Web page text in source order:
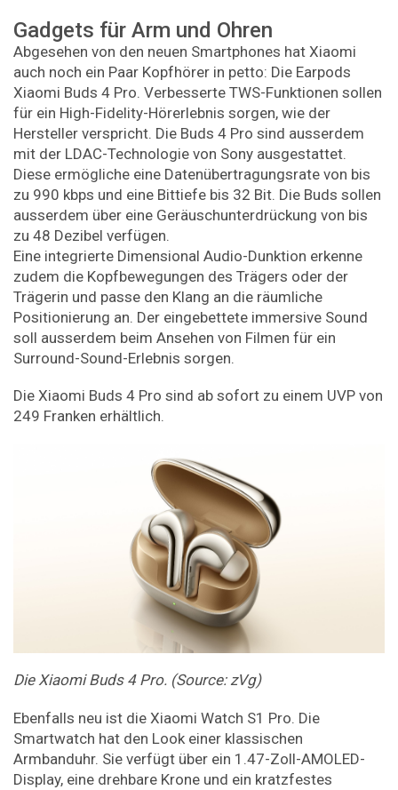
Gadgets für Arm und Ohren
Abgesehen von den neuen Smartphones hat Xiaomi
auch noch ein Paar Kopfhörer in petto: Die Earpods
Xiaomi Buds 4 Pro. Verbesserte TWS-Funktionen sollen
für ein High-Fidelity-Hörerlebnis sorgen, wie der
Hersteller verspricht. Die Buds 4 Pro sind ausserdem
mit der LDAC-Technologie von Sony ausgestattet.
Diese ermögliche eine Datenübertragungsrate von bis
zu 990 kbps und eine Bittiefe bis 32 Bit. Die Buds sollen
ausserdem über eine Geräuschunterdrückung von bis
zu 48 Dezibel verfügen.
Eine integrierte Dimensional Audio-Dunktion erkenne
zudem die Kopfbewegungen des Trägers oder der
Trägerin und passe den Klang an die räumliche
Positionierung an. Der eingebettete immersive Sound
soll ausserdem beim Ansehen von Filmen für ein
Surround-Sound-Erlebnis sorgen.
Die Xiaomi Buds 4 Pro sind ab sofort zu einem UVP von
249 Franken erhältlich.
Die Xiaomi Buds 4 Pro. (Source: zVg)
Ebenfalls neu ist die Xiaomi Watch S1 Pro. Die
Smartwatch hat den Look einer klassischen
Armbanduhr. Sie verfügt über ein 1.47-Zoll-AMOLED-
Display, eine drehbare Krone und ein kratzfestes